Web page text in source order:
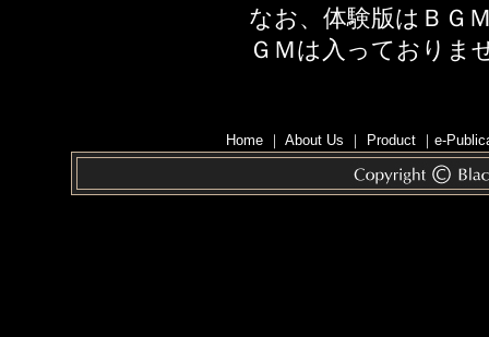
ょっぱい」編
2013年06月01日発
2013年05月19日発
2013年04月26日発
なお、体験版はＢＧ
ＧＭは入っておりま
Home｜ About Us ｜ Product｜ e-